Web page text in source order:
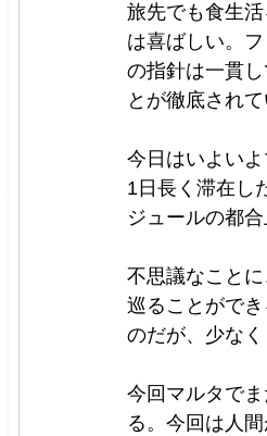
旅先でも食生
は喜ばしい。
の指針は一貫
とが徹底され
今日はいよい
1日長く滞在し
ジュールの都
不思議なこと
巡ることがで
のだが、少な
今回マルタで
る。今回は人